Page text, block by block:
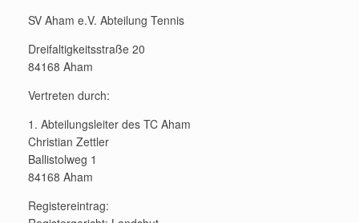
SV Aham e.V. Abteilung Tennis
Dreifaltigkeitsstraße 20
84168 Aham
Vertreten durch:
1. Abteilungsleiter des TC Aham
Christian Zettler
Ballistolweg 1
84168 Aham
Registereintrag: